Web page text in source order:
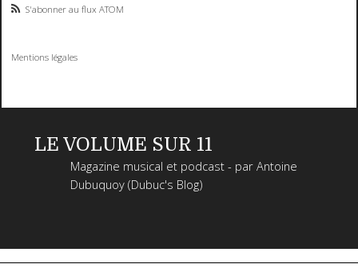
S'abonner au flux ATOM
Mentions légales
LE VOLUME SUR 11
Magazine musical et podcast - par Antoine
Dubuquoy (Dubuc's Blog)